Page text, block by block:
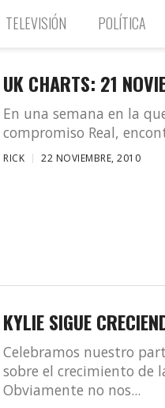
TELEVISIÓN POLÍTICA
UK CHARTS: 21
En una semana en la
compromiso Real,
RICK 22 NOVIEMBRE, 2010
KYLIE SIGUE
Celebramos nuestro
sobre el crecimiento de
Obviamente no nos...